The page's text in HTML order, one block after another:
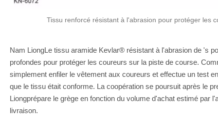
Tissu renforcé résistant à l'abrasion pour protéger les
Nam LiongLe tissu aramide Kevlar® résistant à l'abrasion de 's
profondes pour protéger les coureurs sur la piste de course.
simplement enfiler le vêtement aux coureurs et effectue un test
que le tissu était conforme. La coopération se poursuit après le
Liongprépare le grège en fonction du volume d'achat estimé par
livraison.